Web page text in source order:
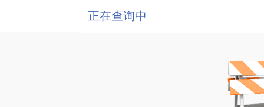
正在查询中